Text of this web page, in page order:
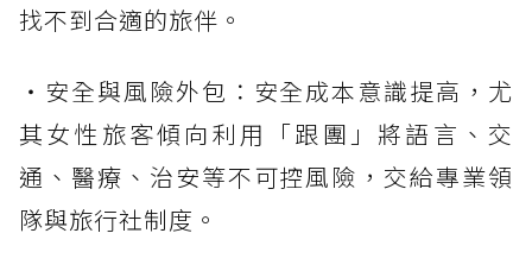
找不到合適的旅伴。
・安全與風險外包：安全成本意識提高，尤
其女性旅客傾向利用「跟團」將語言、交
通、醫療、治安等不可控風險，交給專業領
隊與旅行社制度。